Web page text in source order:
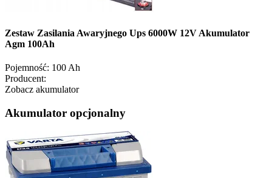
Zestaw Zasilania Awaryjnego Ups 6000W 12V Akumulator
Agm 100Ah
Pojemność: 100 Ah
Producent:
Zobacz akumulator
Akumulator opcjonalny